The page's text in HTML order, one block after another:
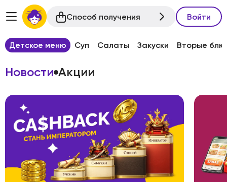
Способ получения Войти
Детское меню Суп Салаты Закуски Вторые
Новости Акции